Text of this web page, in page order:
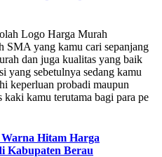
Logo Harga Murah
SMA yang kamu cari sepanjang
dan juga kualitas yang baik
yang sebetulnya sedang kamu
keperluan probadi maupun
kamu terutama bagi para pe
Hitam Harga
Kabupaten Berau